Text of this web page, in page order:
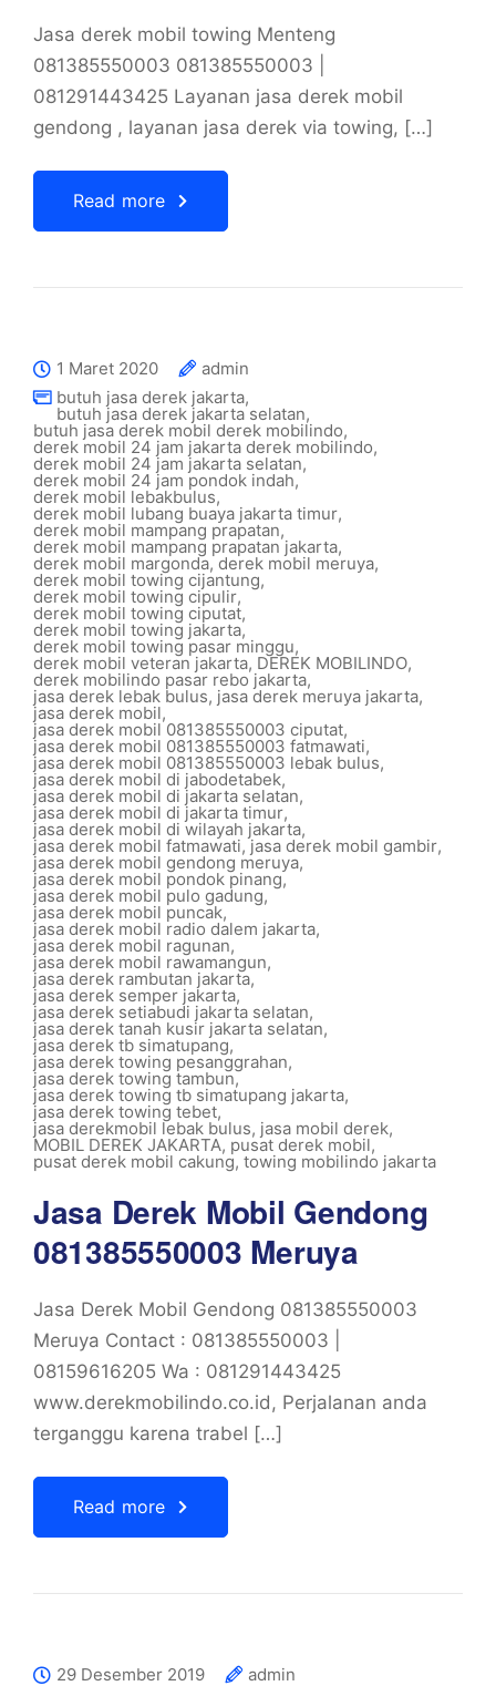
Jasa derek mobil towing Menteng
081385550003 081385550003 |
081291443425 Layanan jasa derek mobil
gendong , layanan jasa derek via towing, […]
Read more
1 Maret 2020
admin
butuh jasa derek jakarta,
butuh jasa derek jakarta selatan,
butuh jasa derek mobil derek mobilindo,
derek mobil 24 jam jakarta derek mobilindo,
derek mobil 24 jam jakarta selatan,
derek mobil 24 jam pondok indah,
derek mobil lebakbulus,
derek mobil lubang buaya jakarta timur,
derek mobil mampang prapatan,
derek mobil mampang prapatan jakarta,
derek mobil margonda,derek mobil meruya,
derek mobil towing cijantung,
derek mobil towing cipulir,
derek mobil towing ciputat,
derek mobil towing jakarta,
derek mobil towing pasar minggu,
derek mobil veteran jakarta, DEREK MOBILINDO,
derek mobilindo pasar rebo jakarta,
jasa derek lebak bulus, jasa derek meruya jakarta,
jasa derek mobil,
jasa derek mobil 081385550003 ciputat,
jasa derek mobil 081385550003 fatmawati,
jasa derek mobil 081385550003 lebak bulus,
jasa derek mobil di jabodetabek,
jasa derek mobil di jakarta selatan,
jasa derek mobil di jakarta timur,
jasa derek mobil di wilayah jakarta,
jasa derek mobil fatmawati,jasa derek mobil gambir,
jasa derek mobil gendong meruya,
jasa derek mobil pondok pinang,
jasa derek mobil pulo gadung,
jasa derek mobil puncak,
jasa derek mobil radio dalem jakarta,
jasa derek mobil ragunan,
jasa derek mobil rawamangun,
jasa derek rambutan jakarta,
jasa derek semper jakarta,
jasa derek setiabudi jakarta selatan,
jasa derek tanah kusir jakarta selatan,
jasa derek tb simatupang,
jasa derek towing pesanggrahan,
jasa derek towing tambun,
jasa derek towing tb simatupang jakarta,
jasa derek towing tebet,
jasa derekmobil lebak bulus, jasa mobil derek,
MOBIL DEREK JAKARTA, pusat derek mobil,
pusat derek mobil cakung, towing mobilindo jakarta
Jasa Derek Mobil Gendong
081385550003 Meruya
Jasa Derek Mobil Gendong 081385550003
Meruya Contact : 081385550003 |
08159616205 Wa : 081291443425
www.derekmobilindo.co.id, Perjalanan anda
terganggu karena trabel […]
Read more
29 Desember 2019
admin